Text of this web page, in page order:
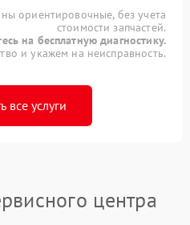
ориентировочные, без учета
стоимости запчастей.
на бесплатную диагностику.
и укажем на неисправность.
все услуги
центра